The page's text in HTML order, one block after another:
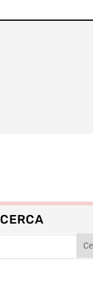
CERCA